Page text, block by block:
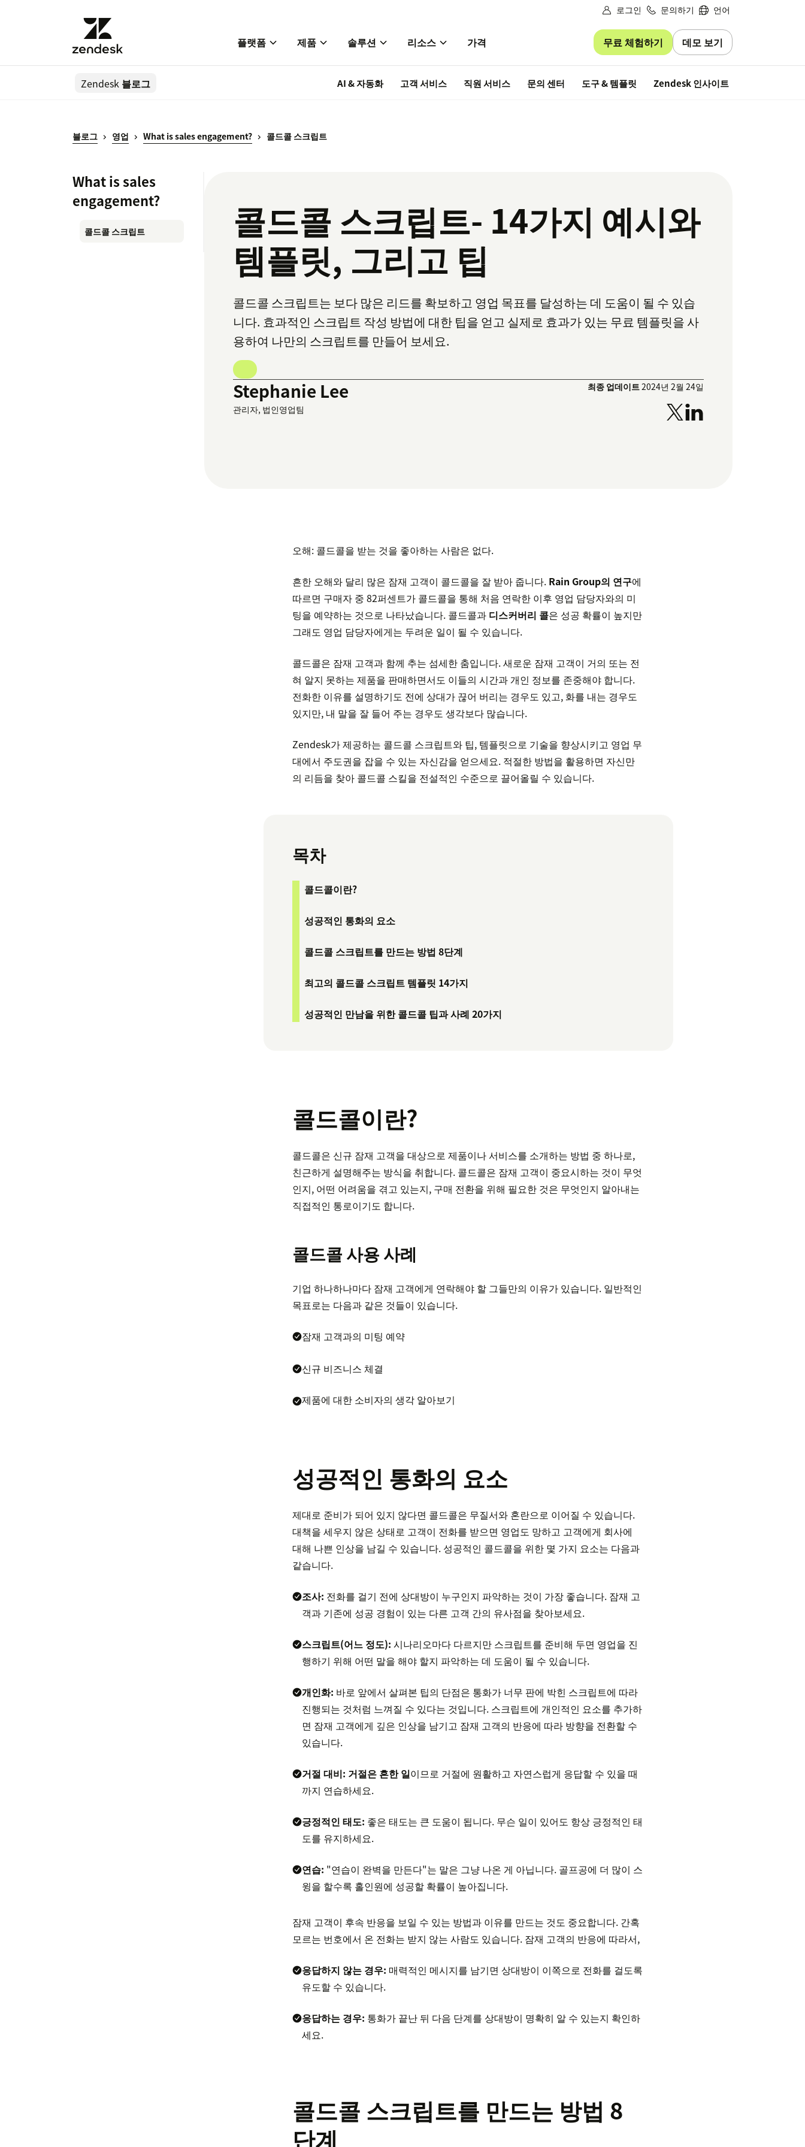
로그인 문의하기 언어
플랫폼 제품 솔루션 리소스 가격 무료 체험하기 데모 보기
Zendesk 블로그 AI & 자동화 고객 서비스 직원 서비스 문의 센터 도구 & 템플릿 Zendesk 인사이트
블로그 영업 What is sales engagement? 콜드콜 스크립트
What is sales
engagement?
콜드콜 스크립트 콜드콜 스크립트- 14가지 예시와
템플릿, 그리고 팁
콜드콜 스크립트는 보다 많은 리드를 확보하고 영업 목표를 달성하는 데 도움이 될 수 있습
니다. 효과적인 스크립트 작성 방법에 대한 팁을 얻고 실제로 효과가 있는 무료 템플릿을 사
용하여 나만의 스크립트를 만들어 보세요.
Stephanie Lee
관리자, 법인영업팀
최종 업데이트2024년 2월 24일
오해: 콜드콜을 받는 것을 좋아하는 사람은 없다.
흔한 오해와 달리 많은 잠재 고객이 콜드콜을 잘 받아 줍니다. Rain Group의 연구에
따르면 구매자 중 82퍼센트가 콜드콜을 통해 처음 연락한 이후 영업 담당자와의 미
팅을 예약하는 것으로 나타났습니다. 콜드콜과 디스커버리 콜은 성공 확률이 높지만
그래도 영업 담당자에게는 두려운 일이 될 수 있습니다.
콜드콜은 잠재 고객과 함께 추는 섬세한 춤입니다. 새로운 잠재 고객이 거의 또는 전
혀 알지 못하는 제품을 판매하면서도 이들의 시간과 개인 정보를 존중해야 합니다.
전화한 이유를 설명하기도 전에 상대가 끊어 버리는 경우도 있고, 화를 내는 경우도
있지만, 내 말을 잘 들어 주는 경우도 생각보다 많습니다.
Zendesk가 제공하는 콜드콜 스크립트와 팁, 템플릿으로 기술을 향상시키고 영업 무
대에서 주도권을 잡을 수 있는 자신감을 얻으세요. 적절한 방법을 활용하면 자신만
의 리듬을 찾아 콜드콜 스킬을 전설적인 수준으로 끌어올릴 수 있습니다.
목차
콜드콜이란?
성공적인 통화의 요소
콜드콜 스크립트를 만드는 방법 8단계
최고의 콜드콜 스크립트 템플릿 14가지
성공적인 만남을 위한 콜드콜 팁과 사례 20가지
콜드콜이란?
콜드콜은 신규 잠재 고객을 대상으로 제품이나 서비스를 소개하는 방법 중 하나로,
친근하게 설명해주는 방식을 취합니다. 콜드콜은 잠재 고객이 중요시하는 것이 무엇
인지, 어떤 어려움을 겪고 있는지, 구매 전환을 위해 필요한 것은 무엇인지 알아내는
직접적인 통로이기도 합니다.
콜드콜 사용 사례
기업 하나하나마다 잠재 고객에게 연락해야 할 그들만의 이유가 있습니다. 일반적인
목표로는 다음과 같은 것들이 있습니다.
잠재 고객과의 미팅 예약
신규 비즈니스 체결
제품에 대한 소비자의 생각 알아보기
성공적인 통화의 요소
제대로 준비가 되어 있지 않다면 콜드콜은 무질서와 혼란으로 이어질 수 있습니다.
대책을 세우지 않은 상태로 고객이 전화를 받으면 영업도 망하고 고객에게 회사에
대해 나쁜 인상을 남길 수 있습니다. 성공적인 콜드콜을 위한 몇 가지 요소는 다음과
같습니다.
조사: 전화를 걸기 전에 상대방이 누구인지 파악하는 것이 가장 좋습니다. 잠재 고
객과 기존에 성공 경험이 있는 다른 고객 간의 유사점을 찾아보세요.
스크립트(어느 정도): 시나리오마다 다르지만 스크립트를 준비해 두면 영업을 진
행하기 위해 어떤 말을 해야 할지 파악하는 데 도움이 될 수 있습니다.
개인화: 바로 앞에서 살펴본 팁의 단점은 통화가 너무 판에 박힌 스크립트에 따라
진행되는 것처럼 느껴질 수 있다는 것입니다. 스크립트에 개인적인 요소를 추가하
면 잠재 고객에게 깊은 인상을 남기고 잠재 고객의 반응에 따라 방향을 전환할 수
있습니다.
거절 대비: 거절은 흔한 일이므로 거절에 원활하고 자연스럽게 응답할 수 있을 때
까지 연습하세요.
긍정적인 태도: 좋은 태도는 큰 도움이 됩니다. 무슨 일이 있어도 항상 긍정적인 태
도를 유지하세요.
연습: "연습이 완벽을 만든다"는 말은 그냥 나온 게 아닙니다. 골프공에 더 많이 스
윙을 할수록 홀인원에 성공할 확률이 높아집니다.
잠재 고객이 후속 반응을 보일 수 있는 방법과 이유를 만드는 것도 중요합니다. 간혹
모르는 번호에서 온 전화는 받지 않는 사람도 있습니다. 잠재 고객의 반응에 따라서,
응답하지 않는 경우: 매력적인 메시지를 남기면 상대방이 이쪽으로 전화를 걸도록
유도할 수 있습니다.
응답하는 경우: 통화가 끝난 뒤 다음 단계를 상대방이 명확히 알 수 있는지 확인하
세요.
콜드콜 스크립트를 만드는 방법 8
단계